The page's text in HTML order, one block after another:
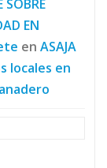
SOBRE
EN
en ASAJA
locales en